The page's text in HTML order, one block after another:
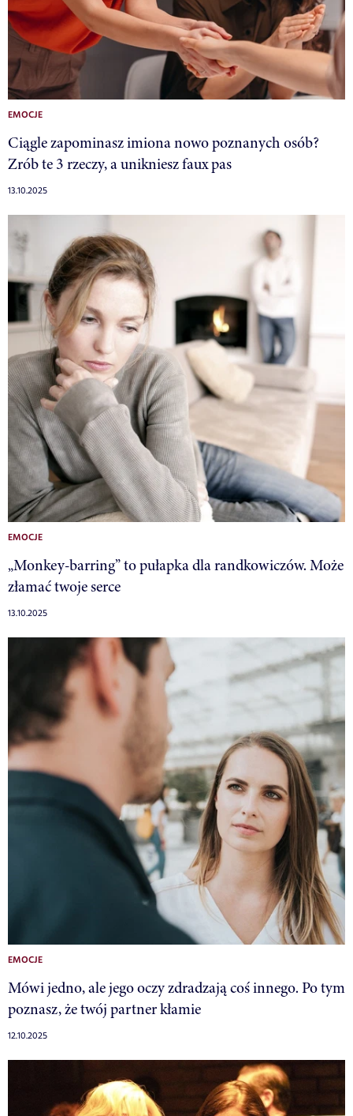
EMOCJE
Ciągle zapominasz imiona nowo poznanych osób?
Zrób te 3 rzeczy, a unikniesz faux pas
13.10.2025
EMOCJE
„Monkey-barring” to pułapka dla randkowiczów. Może
złamać twoje serce
13.10.2025
EMOCJE
Mówi jedno, ale jego oczy zdradzają coś innego. Po tym
poznasz, że twój partner kłamie
12.10.2025